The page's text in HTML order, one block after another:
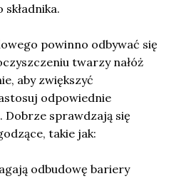
powinno odbywać się
twarzy nałóż
aby zwiększyć
odpowiednie
Dobrze sprawdzają się
takie jak:
odbudowę bariery